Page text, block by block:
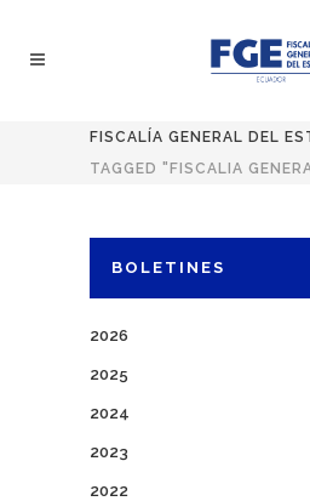
FISCALÍA GENERAL DEL
TAGGED "FISCALIA
BOLETINES
2026
2025
2024
2023
2022